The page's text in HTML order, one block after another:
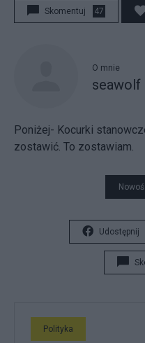
Skomentuj 47
O mnie
seawolf
Poniżej- Kocurki
zostawić. To zostawiam.
Udostępnij
Polityka